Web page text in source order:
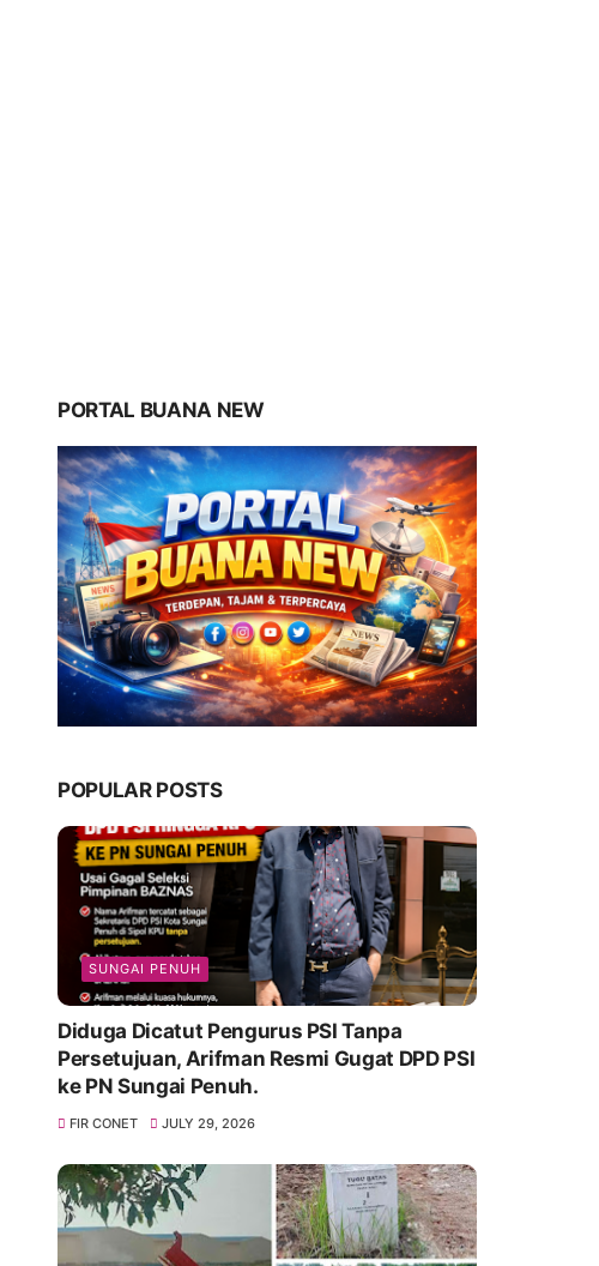
PORTAL BUANA NEW
POPULAR POSTS
SUNGAI PENUH
Diduga Dicatut Pengurus PSI Tanpa
Persetujuan, Arifman Resmi Gugat DPD PSI
ke PN Sungai Penuh.
FIR CONET JULY 29, 2026